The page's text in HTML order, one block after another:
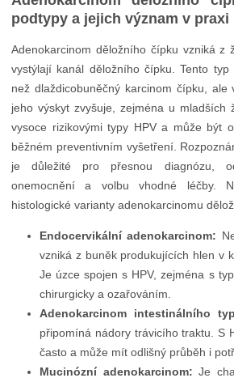
podtypy a jejich význam v praxi
Adenokarcinom děložního čípku vzniká z
vystýlají kanál děložního čípku. Tento
než dlaždicobuněčný karcinom čípku, ale
jeho výskyt zvyšuje, zejména u mladších
vysoce rizikovými typy HPV a může být
běžném preventivním vyšetření.
je důležité pro přesnou diagnózu,
onemocnění a volbu vhodné léčby.
histologické varianty adenokarcinomu
Endocervikální adenokarcinom:
vzniká z buněk produkujících hlen v
Je úzce spojen s HPV, zejména s
chirurgicky a ozařováním.
Adenokarcinom intestinálního
připomíná nádory trávicího traktu. S
často a může mít odlišný průběh i
Mucinózní adenokarcinom: Je